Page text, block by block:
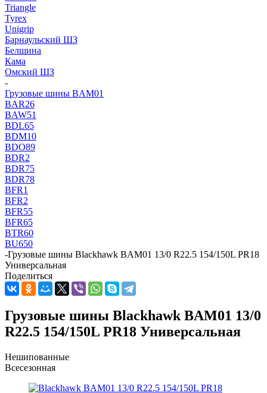
Triangle
Tyrex
Unigrip
Барнаульский ШЗ
Белшина
Кама
Омский ШЗ
-
Грузовые шины BAM01
BAR26
BAW51
BDL65
BDM10
BDO89
BDR2
BDR75
BDR78
BFR1
BFR2
BFR55
BFR65
BTR60
BU650
-Грузовые шины Blackhawk BAM01 13/0 R22.5 154/150L PR18
Универсальная
Поделиться
Грузовые шины Blackhawk BAM01 13/0
R22.5 154/150L PR18 Универсальная
Нешипованные
Всесезонная